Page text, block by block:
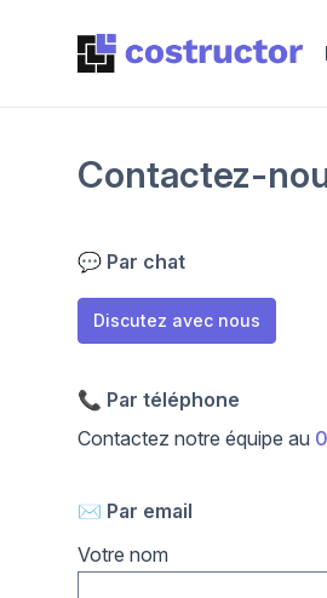
Contactez-
💬 Par chat
Discutez avec nous
📞 Par téléphone
Contactez notre équipe au
✉️ Par email
Votre nom